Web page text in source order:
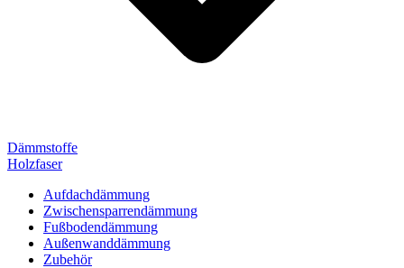
Dämmstoffe
Holzfaser
Aufdachdämmung
Zwischensparrendämmung
Fußbodendämmung
Außenwanddämmung
Zubehör